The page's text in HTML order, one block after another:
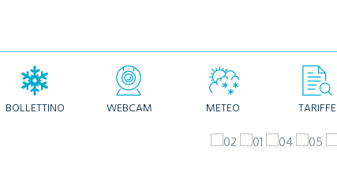
BOLLETTINO WEBCAM METEO TARIFFE